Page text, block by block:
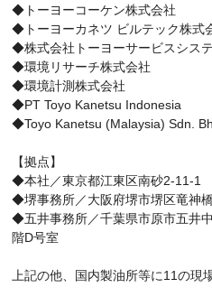
◆トーヨーコーケン株式会社
◆トーヨーカネツ ビルテック株式
◆株式会社トーヨーサービスシス
◆環境リサーチ株式会社
◆環境計測株式会社
◆PT Toyo Kanetsu Indonesia
◆Toyo Kanetsu (Malaysia) Sdn.
【拠点】
◆本社／東京都江東区南砂2-11-1
◆堺事務所／大阪府堺市堺区竜神
◆五井事務所／千葉県市原市五井
階D号室
上記の他、国内製油所等に11の現